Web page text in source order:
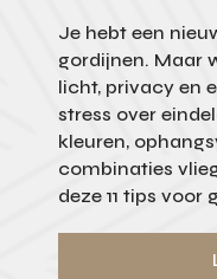
Je hebt een
gordijnen. Maar
licht, privacy en
stress over
kleuren,
combinaties
deze 11 tips voor